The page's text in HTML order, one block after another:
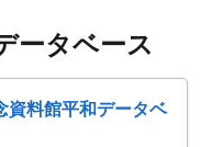
ータベース
資料館平和データベ